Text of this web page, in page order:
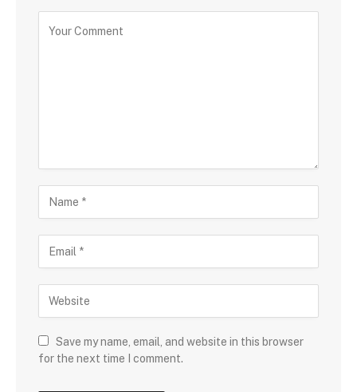
Save my name, email, and website in this browser
for the next time I comment.